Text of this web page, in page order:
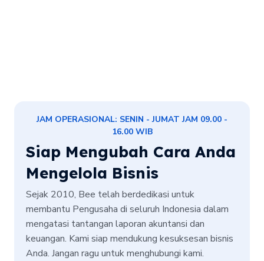
JAM OPERASIONAL: SENIN - JUMAT JAM 09.00 -
16.00 WIB
Siap Mengubah Cara Anda
Mengelola Bisnis
Sejak 2010, Bee telah berdedikasi untuk
membantu Pengusaha di seluruh Indonesia dalam
mengatasi tantangan laporan akuntansi dan
keuangan. Kami siap mendukung kesuksesan bisnis
Anda. Jangan ragu untuk menghubungi kami.